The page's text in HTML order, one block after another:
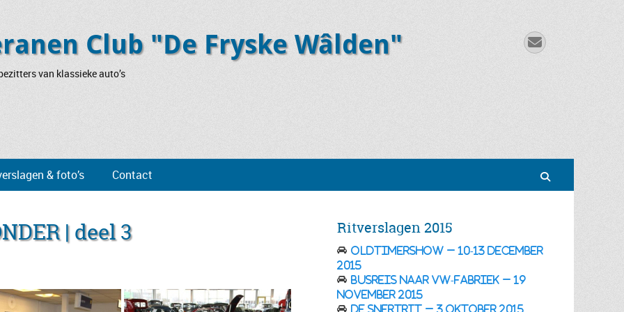
Club "De Fryske Wâlden"
van klassieke auto’s
E-
mail
& foto’s Contact
| deel 3 Ritverslagen 2015
Oldtimershow – 10-13 december
2015
Busreis naar VW-fabriek – 19
november 2015
De Snertrit – 3 oktober 2015